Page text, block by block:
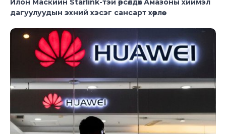
Илон Маскийн Starlink-тэй өрсөлдөх Амазоны хиймэл
дагуулуудын эхний хэсэг сансарт хөөрлөө